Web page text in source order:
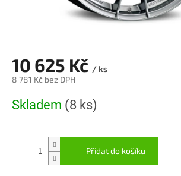
10 625 Kč / ks
8 781 Kč bez DPH
cena:
Skladem (8 ks)
Přidat do košíku